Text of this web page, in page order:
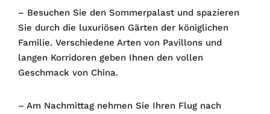
– Besuchen Sie den Sommerpalast und spazieren
Sie durch die luxuriösen Gärten der königlichen
Familie. Verschiedene Arten von Pavillons und
langen Korridoren geben Ihnen den vollen
Geschmack von China.
– Am Nachmittag nehmen Sie Ihren Flug nach